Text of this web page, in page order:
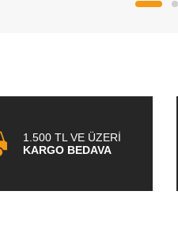
1.500 TL VE ÜZERİ
KARGO BEDAVA